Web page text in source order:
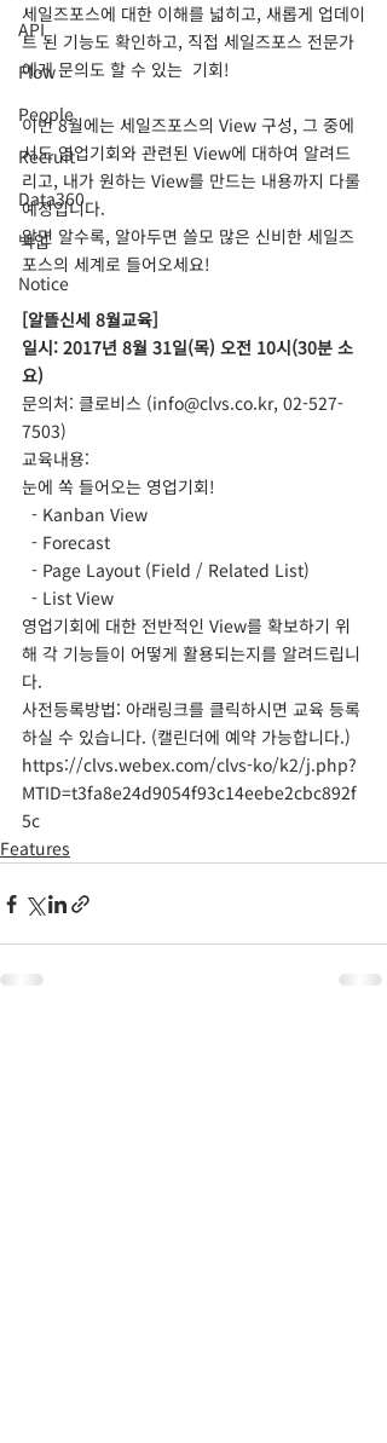
API
Flow
People
Recruit
Data360
백업
Notice
세일즈포스에 대한 이해를 넓히고, 새롭게 업데이
트 된 기능도 확인하고, 직접 세일즈포스 전문가
에게 문의도 할 수 있는  기회!
이번 8월에는 세일즈포스의 View 구성, 그 중에
서도 영업기회와 관련된 View에 대하여 알려드
리고, 내가 원하는 View를 만드는 내용까지 다룰
예정입니다.
알면 알수록, 알아두면 쓸모 많은 신비한 세일즈
포스의 세계로 들어오세요!
[알뜰신세 8월교육]
일시: 2017년 8월 31일(목) 오전 10시(30분 소
요)
문의처: 클로비스 (info@clvs.co.kr, 02-527-
7503)
교육내용:
눈에 쏙 들어오는 영업기회!
- Kanban View
- Forecast
- Page Layout (Field / Related List)
- List View
영업기회에 대한 전반적인 View를 확보하기 위
해 각 기능들이 어떻게 활용되는지를 알려드립니
다.
사전등록방법: 아래링크를 클릭하시면 교육 등록
하실 수 있습니다. (캘린더에 예약 가능합니다.)
https://clvs.webex.com/clvs-ko/k2/j.php?
MTID=t3fa8e24d9054f93c14eebe2cbc892f
5c
Features